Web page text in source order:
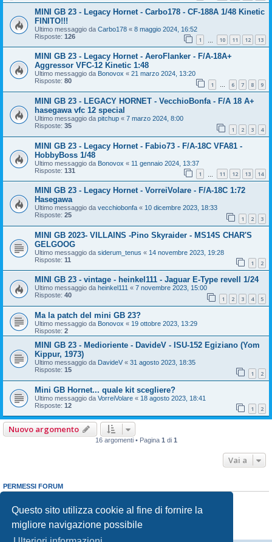
Questo sito utilizza cookie al fine di fornire la
migliore navigazione possibile
MINI GB 23 - Legacy Hornet - Carbo178 - CF-188A 1/48 Kinetic
FINITO!!!
Ultimo messaggio da Carbo178 « 8 maggio 2024, 16:52
Risposte: 126 1 10 11 12 13
MINI GB 23 - Legacy Hornet - AeroFlanker - F/A-18A+
Aggressor VFC-12 Kinetic 1:48
Ultimo messaggio da Bonovox « 21 marzo 2024, 13:20
Risposte: 80 1 … 6 7 8 9
MINI GB 23 - LEGACY HORNET - VecchioBonfa - F/A 18 A+
hasegawa vfc 12 special
Ultimo messaggio da pitchup « 7 marzo 2024, 8:00
Risposte: 35 1 2 3 4
MINI GB 23 - Legacy Hornet - Fabio73 - F/A-18C VFA81 -
HobbyBoss 1/48
Ultimo messaggio da Bonovox « 11 gennaio 2024, 13:37
Risposte: 131 1 11 12 13 14
MINI GB 23 - Legacy Hornet - VorreiVolare - F/A-18C 1:72
Hasegawa
Ultimo messaggio da vecchiobonfa « 10 dicembre 2023, 18:33
Risposte: 25 1 2 3
MINI GB 2023- VILLAINS -Pino Skyraider - MS14S CHAR'S
GELGOOG
Ultimo messaggio da siderum_tenus « 14 novembre 2023, 19:28
Risposte: 11 1 2
MINI GB 23 - vintage - heinkel111 - Jaguar E-Type revell 1/24
Ultimo messaggio da heinkel111 « 7 novembre 2023, 15:00
Risposte: 40 1 2 3 4 5
Ma la patch del mini GB 23?
Ultimo messaggio da Bonovox « 19 ottobre 2023, 13:29
Risposte: 2
MINI GB 23 - Medioriente - DavideV - ISU-152 Egiziano (Yom
Kippur, 1973)
Ultimo messaggio da DavideV « 31 agosto 2023, 18:35
Risposte: 15 1 2
Mini GB Hornet... quale kit scegliere?
Ultimo messaggio da VorreiVolare « 18 agosto 2023, 18:41
Risposte: 12 1 2
Nuovo argomento
16 argomenti • Pagina 1 di 1
Vai a
PERMESSI FORUM
Non puoi
rispondere negli argomenti
Non puoimodificare i tuoi messaggi
Non puoicancellare i tuoi messaggi
Non puoi
inviare allegati